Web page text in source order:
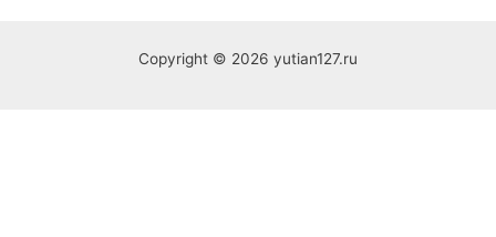
Copyright © 2026 yutian127.ru